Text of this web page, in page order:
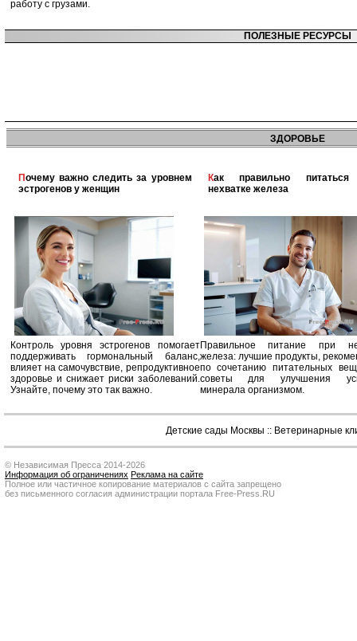
работу с грузами.
ПОЛЕЗНЫЕ РЕСУРСЫ
ЗДОРОВЬЕ
Почему важно следить за уровнем
эстрогенов у женщин
Контроль уровня эстрогенов помогает
поддерживать гормональный баланс,
влияет на самочувствие, репродуктивное
здоровье и снижает риски заболеваний.
Узнайте, почему это так важно.
Как правильно питаться при
нехватке железа
Правильное питание при
железа: лучшие продукты,
по сочетанию питательных
советы для улучшения
минерала организмом.
Детские сады Москвы :: Ветеринарные
© Независимая Пресса 2014-2026
Информация об ограничениях Реклама на сайте
Полное или частичное копирование материалов с сайта запрещено
без письменного согласия администрации портала Free-Press.RU